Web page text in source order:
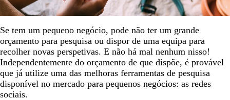
Se tem um pequeno negócio, pode não ter um grande
orçamento para pesquisa ou dispor de uma equipa para
recolher novas perspetivas. E não há mal nenhum nisso!
Independentemente do orçamento de que dispõe, é provável
que já utilize uma das melhoras ferramentas de pesquisa
disponível no mercado para pequenos negócios: as redes
sociais.